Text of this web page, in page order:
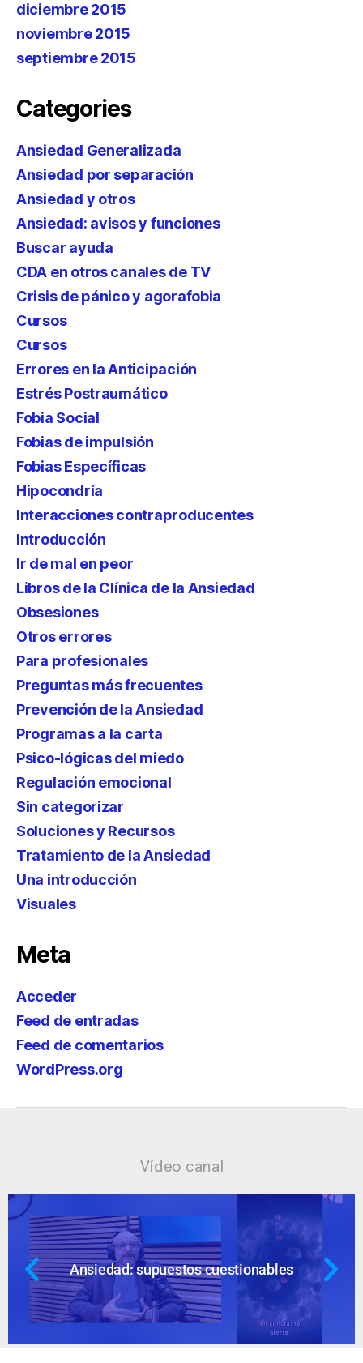
diciembre 2015
noviembre 2015
septiembre 2015
Categories
Ansiedad Generalizada
Ansiedad por separación
Ansiedad y otros
Ansiedad: avisos y funciones
Buscar ayuda
CDA en otros canales de TV
Crisis de pánico y agorafobia
Cursos
Cursos
Errores en la Anticipación
Estrés Postraumático
Fobia Social
Fobias de impulsión
Fobias Específicas
Hipocondría
Interacciones contraproducentes
Introducción
Ir de mal en peor
Libros de la Clínica de la Ansiedad
Obsesiones
Otros errores
Para profesionales
Preguntas más frecuentes
Prevención de la Ansiedad
Programas a la carta
Psico-lógicas del miedo
Regulación emocional
Sin categorizar
Soluciones y Recursos
Tratamiento de la Ansiedad
Una introducción
Visuales
Meta
Acceder
Feed de entradas
Feed de comentarios
WordPress.org
Vídeo canal
Ansiedad: supuestos cuestionables